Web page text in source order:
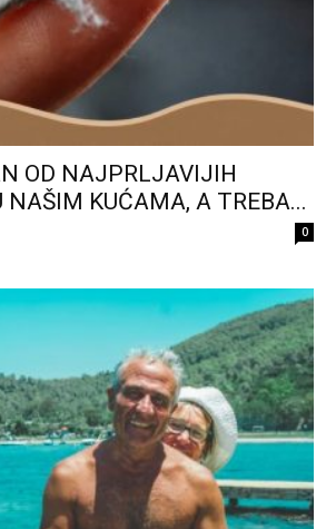
OD NAJPRLJAVIJIH
NAŠIM KUĆAMA, A TREBA...
0